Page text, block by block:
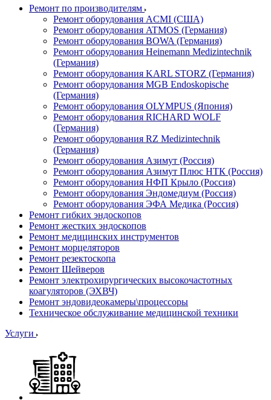
Ремонт по производителям
Ремонт оборудования ACMI (США)
Ремонт оборудования ATMOS (Германия)
Ремонт оборудования BOWA (Германия)
Ремонт оборудования Heinemann Medizintechnik
(Германия)
Ремонт оборудования KARL STORZ (Германия)
Ремонт оборудования MGB Endoskopische
(Германия)
Ремонт оборудования OLYMPUS (Япония)
Ремонт оборудования RICHARD WOLF
(Германия)
Ремонт оборудования RZ Medizintechnik
(Германия)
Ремонт оборудования Азимут (Россия)
Ремонт оборудования Азимут Плюс НТК (Россия)
Ремонт оборудования НФП Крыло (Россия)
Ремонт оборудования Эндомедиум (Россия)
Ремонт оборудования ЭФА Медика (Россия)
Ремонт гибких эндоскопов
Ремонт жестких эндоскопов
Ремонт медицинских инструментов
Ремонт морцеляторов
Ремонт резектоскопа
Ремонт Шейверов
Ремонт электрохирургических высокочастотных
коагуляторов (ЭХВЧ)
Ремонт эндовидеокамеры\процессоры
Техническое обслуживание медицинской техники
Услуги